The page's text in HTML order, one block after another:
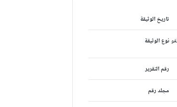
تاريخ الوثيقة
نوع الوثيقة
رقم التقرير
مجلد رقم